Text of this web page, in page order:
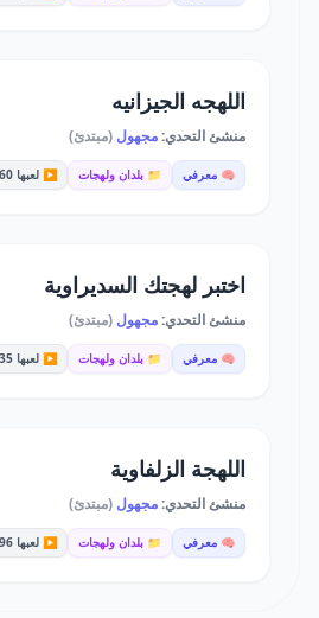
اللهجه الجيزانيه
منشئ التحدي:مجهول (مبتدئ)
🧠 معرفي 📁 بلدان ولهجات ▶️ لعبها 2,160
اختبر لهجتك السديراوية
منشئ التحدي:مجهول (مبتدئ)
🧠 معرفي 📁 بلدان ولهجات ▶️ لعبها 435
اللهجة الزلفاوية
منشئ التحدي:مجهول (مبتدئ)
🧠 معرفي 📁 بلدان ولهجات ▶️ لعبها 17,296